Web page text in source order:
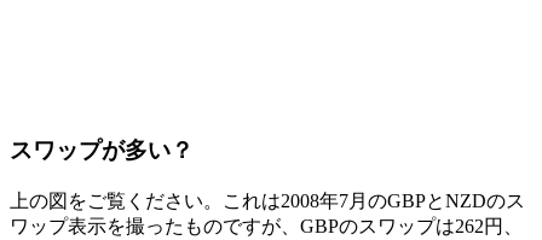
スワップが多い？
上の図をご覧ください。これは2008年7月のGBPとNZDのス
ワップ表示を撮ったものですが、GBPのスワップは262円、